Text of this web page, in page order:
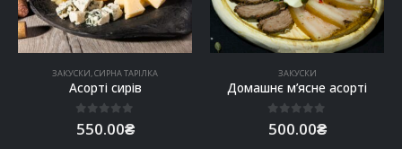
ЗАКУСКИ,СИРНА ТАРІЛКА
Асорті сирів
0out of 5
550.00₴
ЗАКУСКИ
Домашнє м’ясне асорті
0out of 5
500.00₴